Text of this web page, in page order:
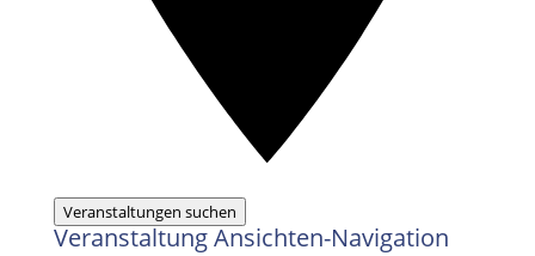
Veranstaltungen suchen
Veranstaltung Ansichten-Navigation